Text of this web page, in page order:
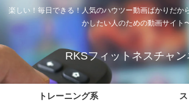
楽しい！毎日できる！人気のハウツー動画ばかりだか
かしたい人のための動画サイト
RKSフィットネスチャン
トレーニング系